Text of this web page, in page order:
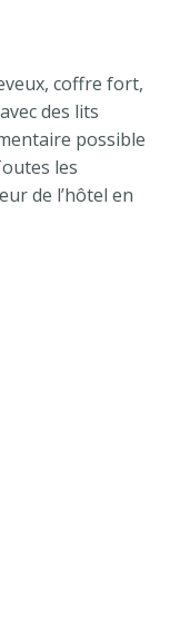
coffre fort,
des lits
possible
les
de l’hôtel en